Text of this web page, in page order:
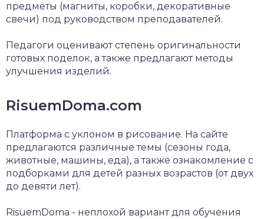
предметы (магниты, коробки, декоративные
свечи) под руководством преподавателей.
Педагоги оценивают степень оригинальности
готовых поделок, а также предлагают методы
улучшения изделий.
RisuemDoma.com
Платформа с уклоном в рисование. На сайте
предлагаются различные темы (сезоны года,
животные, машины, еда), а также ознакомление с
подборками для детей разных возрастов (от двух
до девяти лет).
RisuemDoma - неплохой вариант для обучения